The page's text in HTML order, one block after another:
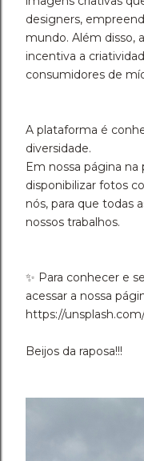
designers,
mundo. Além disso,
incentiva a
consumidores de
A plataforma é
diversidade.
Em nossa página
disponibilizar fotos
nós, para que todas
nossos trabalhos.
✨ Para conhecer e
acessar a nossa
https://
Beijos da raposa!!!